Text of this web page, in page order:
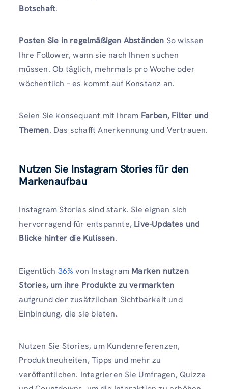
Botschaft.
Posten Sie in regelmäßigen Abständen So wissen
Ihre Follower, wann sie nach Ihnen suchen
müssen. Ob täglich, mehrmals pro Woche oder
wöchentlich – es kommt auf Konstanz an.
Seien Sie konsequent mit Ihrem Farben, Filter und
Themen. Das schafft Anerkennung und Vertrauen.
Nutzen Sie Instagram Stories für den
Markenaufbau
Instagram Stories sind stark. Sie eignen sich
hervorragend für entspannte, Live-Updates und
Blicke hinter die Kulissen.
Eigentlich 36% von Instagram Marken nutzen
Stories, um ihre Produkte zu vermarkten
aufgrund der zusätzlichen Sichtbarkeit und
Einbindung, die sie bieten.
Nutzen Sie Stories, um Kundenreferenzen,
Produktneuheiten, Tipps und mehr zu
veröffentlichen. Integrieren Sie Umfragen, Quizze